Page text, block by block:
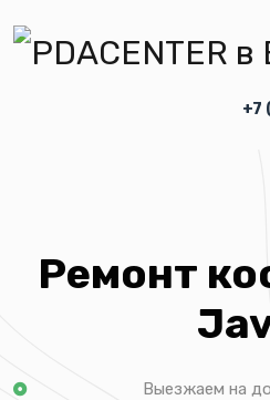
+7
Ремонт
Выезжаем на